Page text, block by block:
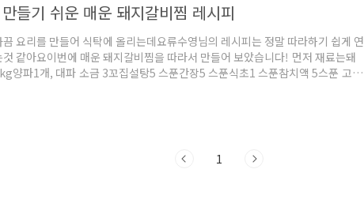
들기 쉬운 매운 돼지갈비찜 레시피
요리를 만들어 식탁에 올리는데요류수영님의 레시피는 정말 따라하기 쉽게 연
같아요이번에 매운 돼지갈비찜을 따라서 만들어 보았습니다! 먼저 재료는돼
양파1개, 대파 소금 3꼬집설탕5 스푼간장5 스푼식초1 스푼참치액 5스푼 고추
류수영님의 레시피에서는 대파를 썰어서 사용했어요 2. 고기는 흐르는 물에
1